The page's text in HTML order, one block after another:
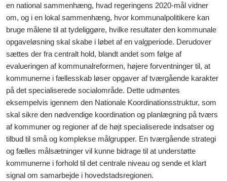
en national sammenhæng, hvad regeringens 2020-mål vidner
om, og i en lokal sammenhæng, hvor kommunalpolitikere kan
bruge målene til at tydeliggøre, hvilke resultater den kommunale
opgaveløsning skal skabe i løbet af en valgperiode. Derudover
sættes der fra centralt hold, blandt andet som følge af
evalueringen af kommunalreformen, højere forventninger til, at
kommunerne i fællesskab løser opgaver af tværgående karakter
på det specialiserede socialområde. Dette udmøntes
eksempelvis igennem den Nationale Koordinationsstruktur, som
skal sikre den nødvendige koordination og planlægning på tværs
af kommuner og regioner af de højt specialiserede indsatser og
tilbud til små og komplekse målgrupper. En tværgående strategi
og fælles målsætninger vil kunne bidrage til at understøtte
kommunerne i forhold til det centrale niveau og sende et klart
signal om samarbejde i hovedstadsregionen.